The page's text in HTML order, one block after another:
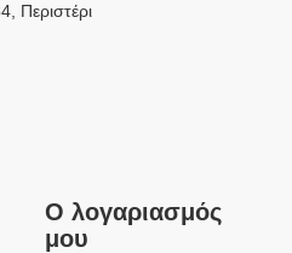
Περιστέρι
Ο λογαριασμός
μου